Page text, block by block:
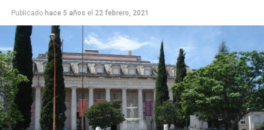
Publicado hace 5 años el 22 febrero, 2021